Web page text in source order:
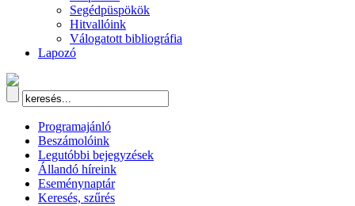
Segédpüspökök
Hitvallóink
Válogatott bibliográfia
Lapozó
Programajánló
Beszámolóink
Legutóbbi bejegyzések
Állandó híreink
Eseménynaptár
Keresés, szűrés